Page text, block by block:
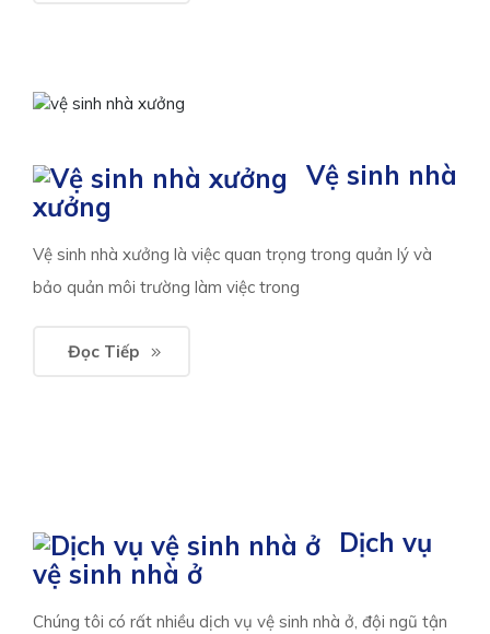
Vệ sinh nhà
xưởng
Vệ sinh nhà xưởng là việc quan trọng trong quản lý và
bảo quản môi trường làm việc trong
Đọc Tiếp
Dịch vụ
vệ sinh nhà ở
Chúng tôi có rất nhiều dịch vụ vệ sinh nhà ở, đội ngũ tận